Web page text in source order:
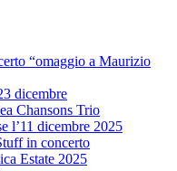
“omaggio a Maurizio
dicembre
Chansons Trio
l’11 dicembre 2025
in concerto
Estate 2025